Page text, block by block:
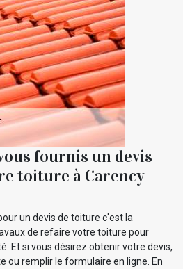
fournis un devis
toiture à Carency
un devis de toiture c'est la
de refaire votre toiture pour
Et si vous désirez obtenir votre devis,
ou remplir le formulaire en ligne. En